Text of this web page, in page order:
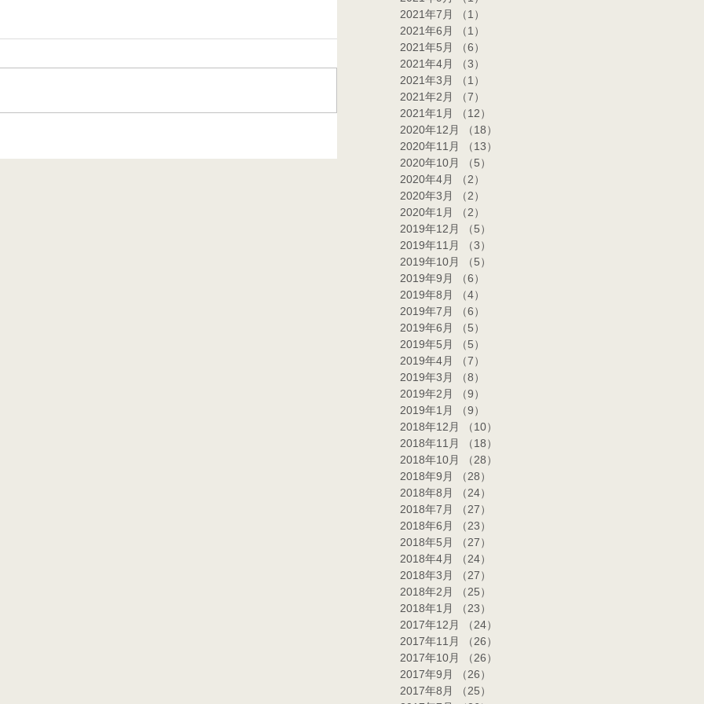
2021年7月
（1）
2021年6月
（1）
2021年5月
（6）
2021年4月
（3）
2021年3月
（1）
2021年2月
（7）
2021年1月
（12）
2020年12月
（18）
2020年11月
（13）
2020年10月
（5）
2020年4月
（2）
2020年3月
（2）
2020年1月
（2）
2019年12月
（5）
2019年11月
（3）
2019年10月
（5）
2019年9月
（6）
2019年8月
（4）
2019年7月
（6）
2019年6月
（5）
2019年5月
（5）
2019年4月
（7）
2019年3月
（8）
2019年2月
（9）
2019年1月
（9）
2018年12月
（10）
2018年11月
（18）
2018年10月
（28）
2018年9月
（28）
2018年8月
（24）
2018年7月
（27）
2018年6月
（23）
2018年5月
（27）
2018年4月
（24）
2018年3月
（27）
2018年2月
（25）
2018年1月
（23）
2017年12月
（24）
2017年11月
（26）
2017年10月
（26）
2017年9月
（26）
2017年8月
（25）